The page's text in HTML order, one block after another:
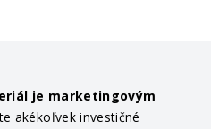
je marketingovým
akékoľvek investičné